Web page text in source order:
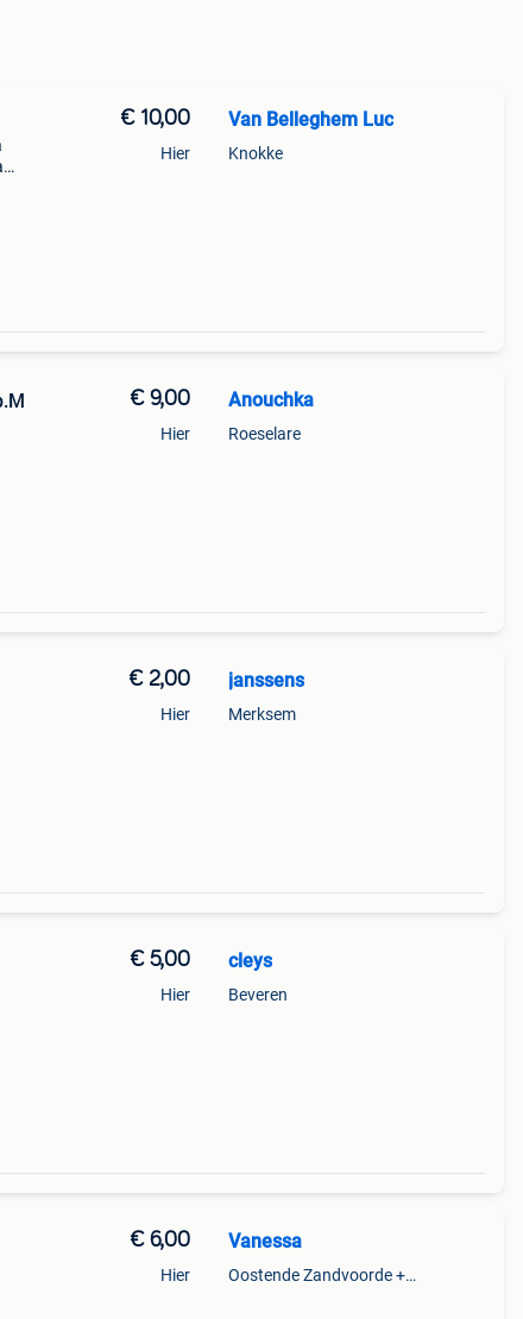
€ 10,00
Hier
Van Belleghem Luc
Knokke
€ 9,00
Hier
Anouchka
Roeselare
€ 2,00
Hier
janssens
Merksem
€ 5,00
Hier
cleys
Beveren
€ 6,00
Hier
Vanessa
Oostende Zandvoorde +Oostende